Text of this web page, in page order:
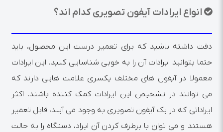
انواع ایرادات آیفون تصویری کدام اند؟
دقت داشته باشید که برای تعمیر درست این محصول، باید
حتما بتوانید ایرادات آن را به خوبی شناسایی کنید. این ایرادات
معمولا در آیفون های مختلف یکسری علامت هایی دارند که
می توانند در تشخیص این ایرادات کمک کننده باشند. اکثر
ایراداتی که در یک آیفون تصویری به وجود می آیند، قابل تعمیر
هستند و می توان با برطرف کردن آن ایراد، دستگاه را به حالت